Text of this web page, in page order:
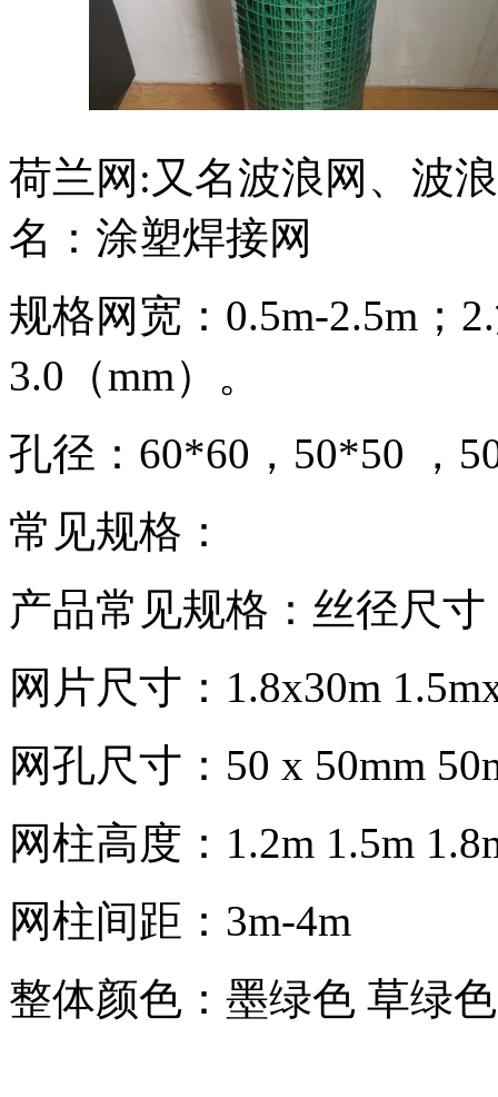
荷兰网:又名波浪网、波
名：涂塑焊接网
规格网宽：0.5m-2.5m；
3.0（mm）。
孔径：60*60，50*50 ，
常见规格：
产品常见规格：丝径尺寸
网片尺寸：1.8x30m
网孔尺寸：50 x 50mm
网柱高度：1.2m 1.5m
网柱间距：3m-4m
整体颜色：墨绿色 草绿